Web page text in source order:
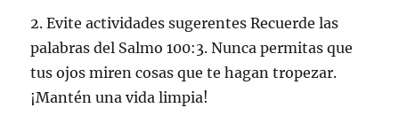
2. Evite actividades sugerentes Recuerde las
palabras del Salmo 100:3. Nunca permitas que
tus ojos miren cosas que te hagan tropezar.
¡Mantén una vida limpia!